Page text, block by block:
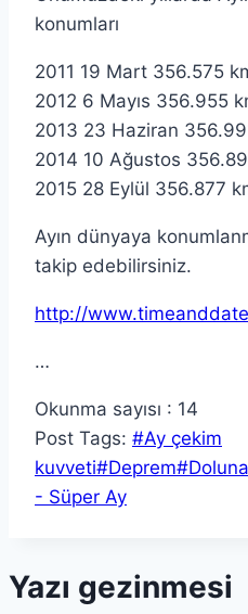
konumları
2011 19 Mart 356.575
2012 6 Mayıs 356.955
2013 23 Haziran
2014 10 Ağustos
2015 28 Eylül 356.877
Ayın dünyaya
takip edebilirsiniz.
http://
…
Okunma sayısı : 14
Post Tags: #Ay çekim
kuvveti#Deprem#
- Süper Ay
Yazı gezinmesi